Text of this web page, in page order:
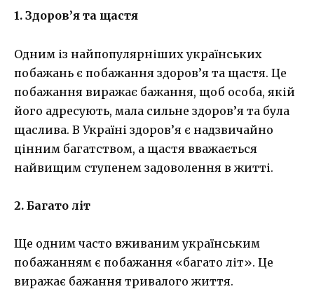
1. Здоров’я та щастя
Одним із найпопулярніших українських
побажань є побажання здоров’я та щастя. Це
побажання виражає бажання, щоб особа, якій
його адресують, мала сильне здоров’я та була
щаслива. В Україні здоров’я є надзвичайно
цінним багатством, а щастя вважається
найвищим ступенем задоволення в житті.
2. Багато літ
Ще одним часто вживаним українським
побажанням є побажання «багато літ». Це
виражає бажання тривалого життя.